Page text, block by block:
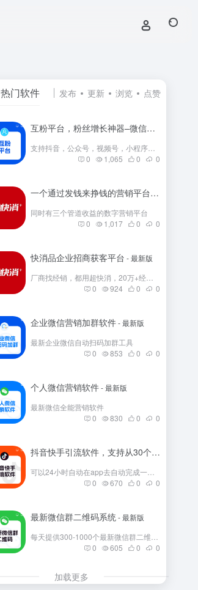
热门软件 发布 更新 浏览 点赞
互粉平台，粉丝增长神器–微信群互粉|互粉大师|互粉软件|互粉平台|互关互粉|微信公众号互粉|互粉盒子|互粉大厅
0
1,065 0 0
一个通过发钱来挣钱的营销平台
- 最新版
同时有三个管道收益的数字营销平台
0
1,017 0 0
快消品企业招商获客平台 - 最新版
0
924 0 0
企业微信营销加群软件- 最新版
最新企业微信自动扫码加群工具
0
853 0 0
个人微信营销软件- 最新版
最新微信全能营销软件
0
830 0 0
抖音快手引流软件，支持从30个平台引流
0
670 0 0
最新微信群二维码系统- 最新版
0
605 0 0
加载更多